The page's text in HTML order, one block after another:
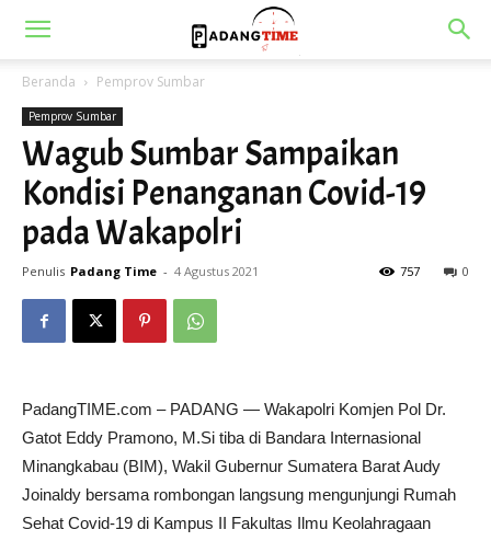
Beranda Pemprov Sumbar
Pemprov Sumbar
Wagub Sumbar Sampaikan
Kondisi Penanganan Covid-19
pada Wakapolri
Penulis Padang Time - 4 Agustus 2021 0
757
PadangTIME.com – PADANG — Wakapolri Komjen Pol Dr.
Gatot Eddy Pramono, M.Si tiba di Bandara Internasional
Minangkabau (BIM), Wakil Gubernur Sumatera Barat Audy
Joinaldy bersama rombongan langsung mengunjungi Rumah
Sehat Covid-19 di Kampus II Fakultas Ilmu Keolahragaan